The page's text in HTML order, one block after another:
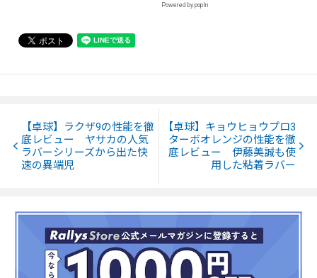
Powered by popIn
【卓球】ラクザ9の性能を徹
底レビュー ヤサカの人気
ラバーシリーズから出た快
速の異端児
【卓球】キョウヒョウプロ3
ターボオレンジの性能を徹
底レビュー 伊藤美誠も使
用した粘着ラバー